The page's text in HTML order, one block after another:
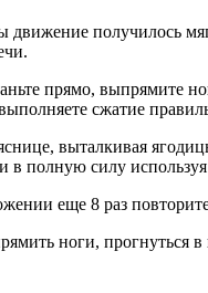
получилось
прямо, выпрямите
сжатие
выталкивая
в полную силу
еще 8 раз
ноги, прогнуться в